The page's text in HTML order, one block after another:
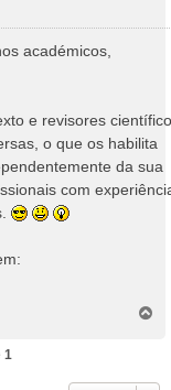
académicos,
e revisores
o que os habilita
da sua
com
1